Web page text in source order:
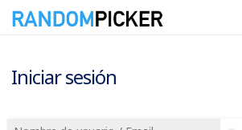
Iniciar sesión